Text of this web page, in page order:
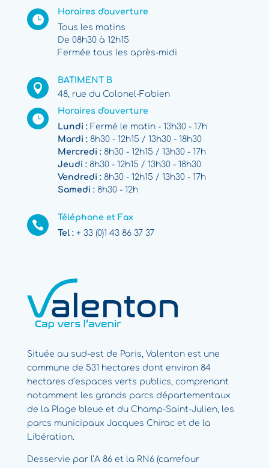

Horaires d'ouverture
Tous les matins
De 08h30 à 12h15
Fermée tous les après-midi

BATIMENT B
48, rue du Colonel-Fabien

Horaires d'ouverture
Lundi :Fermé le matin - 13h30 - 17h
Mardi :8h30 - 12h15 / 13h30 - 18h30
Mercredi :8h30 - 12h15 / 13h30 - 17h
Jeudi :8h30 - 12h15 / 13h30 - 18h30
Vendredi :8h30 - 12h15 / 13h30 - 17h
Samedi :8h30 - 12h

Téléphone et Fax
Tel :+ 33 (0)1 43 86 37 37
Située au sud-est de Paris, Valenton est une
commune de 531 hectares dont environ 84
hectares d’espaces verts publics, comprenant
notamment les grands parcs départementaux
de la Plage bleue et du Champ-Saint-Julien, les
parcs municipaux Jacques Chirac et de la
Libération.
Desservie par l’A 86 et la RN6 (carrefour